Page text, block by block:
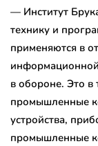
— Институт
технику и
применяются в
в обороне. Это в
промышленные
устройства,
промышленные